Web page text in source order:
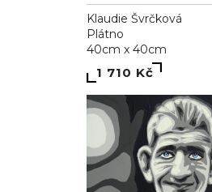
Klaudie Švrčková
Plátno
40cm x 40cm
1 710 Kč